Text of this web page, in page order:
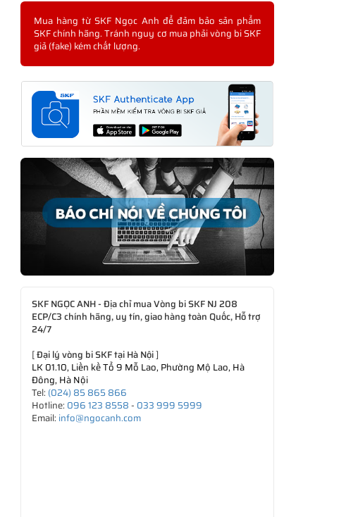
Mua hàng từ SKF Ngọc Anh để đảm bảo sản phẩm
SKF chính hãng. Tránh nguy cơ mua phải vòng bi SKF
giả (fake) kém chất lượng.
SKF NGỌC ANH - Địa chỉ mua Vòng bi SKF NJ 208
ECP/C3 chính hãng, uy tín, giao hàng toàn Quốc, Hỗ trợ
24/7
[Đại lý vòng bi SKF tại Hà Nội]
LK 01.10, Liền kề Tổ 9 Mỗ Lao, Phường Mộ Lao, Hà
Đông, Hà Nội
Tel: (024) 85 865 866
Hotline: 096 123 8558- 033 999 5999
Email: info@ngocanh.com